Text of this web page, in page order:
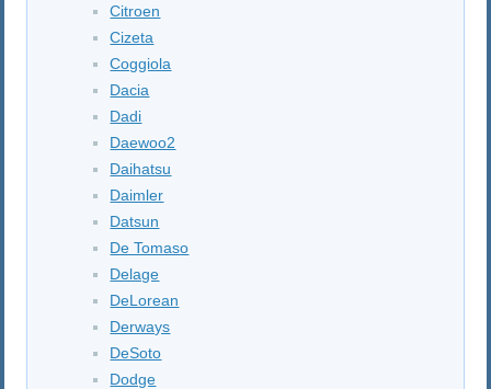
Citroen
Cizeta
Coggiola
Dacia
Dadi
Daewoo2
Daihatsu
Daimler
Datsun
De Tomaso
Delage
DeLorean
Derways
DeSoto
Dodge